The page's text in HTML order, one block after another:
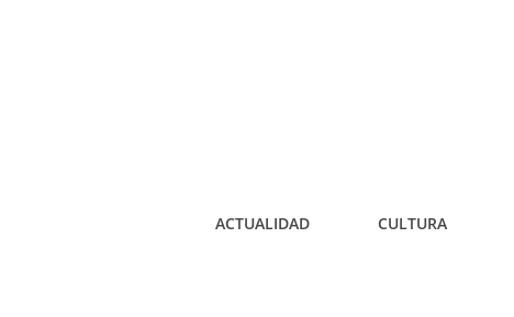
ACTUALIDAD CULTURA